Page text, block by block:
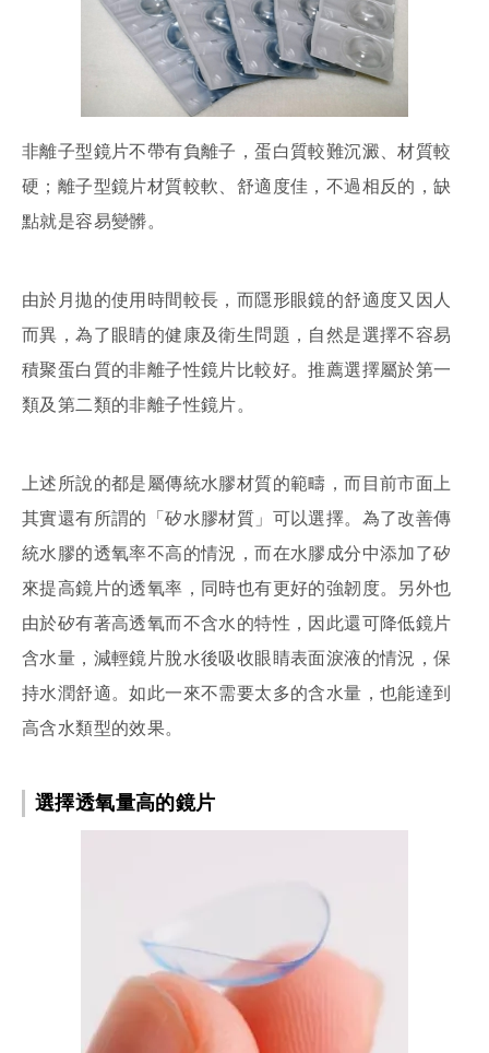
非離子型鏡片不帶有負離子，蛋白質較難沉澱、材質較
硬；離子型鏡片材質較軟、舒適度佳，不過相反的，缺
點就是容易變髒。
由於月拋的使用時間較長，而隱形眼鏡的舒適度又因人
而異，為了眼睛的健康及衛生問題，自然是選擇不容易
積聚蛋白質的非離子性鏡片比較好。推薦選擇屬於第一
類及第二類的非離子性鏡片。
上述所說的都是屬傳統水膠材質的範疇，而目前市面上
其實還有所謂的「矽水膠材質」可以選擇。為了改善傳
統水膠的透氧率不高的情況，而在水膠成分中添加了矽
來提高鏡片的透氧率，同時也有更好的強韌度。另外也
由於矽有著高透氧而不含水的特性，因此還可降低鏡片
含水量，減輕鏡片脫水後吸收眼睛表面淚液的情況，保
持水潤舒適。如此一來不需要太多的含水量，也能達到
高含水類型的效果。
選擇透氧量高的鏡片